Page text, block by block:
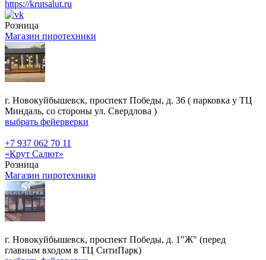
https://krutsalut.ru
Розница
Магазин пиротехники
г. Новокуйбышевск, проспект Победы, д. 36 ( парковка у ТЦ
Миндаль, со стороны ул. Свердлова )
выбрать фейерверки
+7 937 062 70 11
«Крут Салют»
Розница
Магазин пиротехники
г. Новокуйбышевск, проспект Победы, д. 1"Ж" (перед
главным входом в ТЦ СитиПарк)